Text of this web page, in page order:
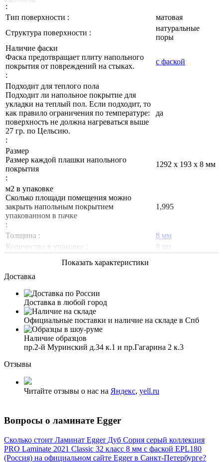
:
Тип поверхности :
матовая
Структура поверхности :
натуральные
поры
Наличие фаски
Фаска предотвращает плиту напольного
покрытия от повреждений на стыках.
:
с фаской
Подходит для теплого пола
Подходит ли напольное покрытие для
укладки на теплый пол. Если подходит, то
как правило ограничения по температуре:
поверхность не должна нагреваться выше
27 гр. по Цельсию.
:
да
Размер
Размер каждой плашки напольного
покрытия
:
1292 х 193 х 8 мм
м2 в упаковке
Сколько площади помещения можно
закрыть напольным покрытием
упакованном в пачке
:
1,995
Толщина :
8 мм
Количество в упаковке :
8 шт
Показать характеристики
Доставка
Доставка в любой город
Официальные поставки и наличие на складе в Спб
Наличие образцов
пр.2-й Муринский д.34 к.1 и пр.Гагарина 2 к.3
Отзывы
Читайте отзывы о нас на Яндекс, yell.ru
Вопросы о ламинате Egger
Сколько стоит Ламинат Egger Дуб Сория серый коллекция
PRO Laminate 2021 Classic 32 класс 8 мм с фаской EPL180
(Россия) на официальном сайте Egger в Санкт-Петербурге?